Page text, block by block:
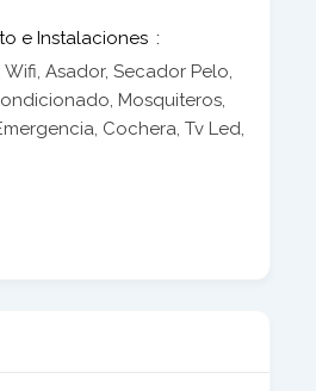
e Instalaciones
Asador, Secador Pelo,
Mosquiteros,
Cochera, Tv Led,